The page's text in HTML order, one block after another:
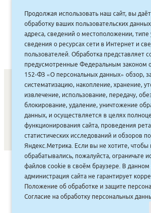
1094 руб.
СОНУННАР| КОМПАНИЯ ТУҺУНАН |
АКЦИЯЛАР|ДИСКОНТНАЙ СИСТЕМА|
ВАКАНСИЯЛАР
САЙТ СОЗДАН:ООО "ЭЙФОС" .
ТЕХНОЛОГИИ
Продолжая использовать наш сайт, вы
обработку ваших пользовательских
адреса, сведений о местоположении, типе
сведения о ресурсах сети в Интернет и
пользователей. Обработка представляет
предусмотренные Федеральным законом
152-ФЗ «О персональных данных» обзор,
систематизацию, накопление, хранение,
извлечение, использование, передачу,
блокирование, удаление, уничтожение
данных, и осуществляется в целях
функционирования сайта, проведения
статистических исследований и обзоров
Яндекс.Метрика. Если вы не хотите,
обрабатывались, пожалуйста, ограничьте
файлов cookie в своём браузере. В данном
администрация сайта не гарантирует
Положение об обработке и защите
Согласие на обработку персональных